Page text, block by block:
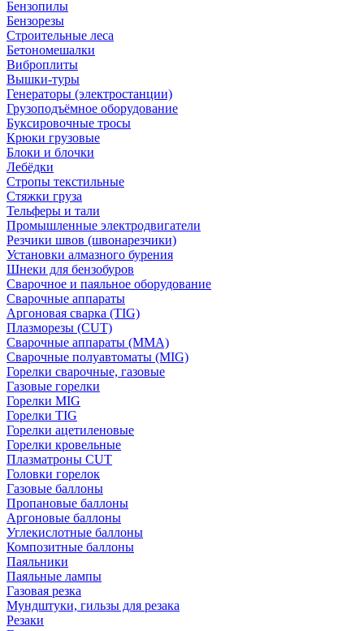
Бензопилы
Бензорезы
Строительные леса
Бетономешалки
Виброплиты
Вышки-туры
Генераторы (электростанции)
Грузоподъёмное оборудование
Буксировочные тросы
Крюки грузовые
Блоки и блочки
Лебёдки
Стропы текстильные
Стяжки груза
Тельферы и тали
Промышленные электродвигатели
Резчики швов (швонарезчики)
Установки алмазного бурения
Шнеки для бензобуров
Сварочное и паяльное оборудование
Сварочные аппараты
Аргоновая сварка (TIG)
Плазморезы (CUT)
Сварочные аппараты (MMA)
Сварочные полуавтоматы (MIG)
Горелки сварочные, газовые
Газовые горелки
Горелки MIG
Горелки TIG
Горелки ацетиленовые
Горелки кровельные
Плазматроны CUT
Головки горелок
Газовые баллоны
Пропановые баллоны
Аргоновые баллоны
Углекислотные баллоны
Композитные баллоны
Паяльники
Паяльные лампы
Газовая резка
Мундштуки, гильзы для резака
Резаки